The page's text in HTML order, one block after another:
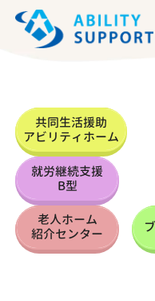
共同生活援助
アビリティホーム
就労継続支援
B型
老人ホーム
紹介センター